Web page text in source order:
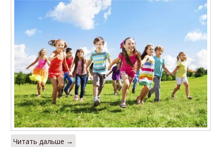
Читать дальше →